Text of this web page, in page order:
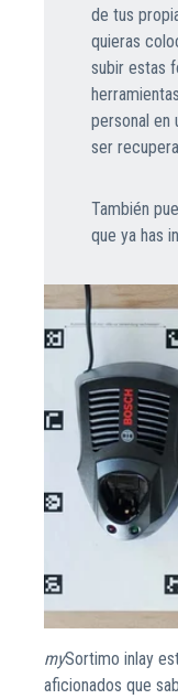
de tus
quieras
subir estas
personal en
ser
También
que ya has
mySortimo inlay
aficionados que